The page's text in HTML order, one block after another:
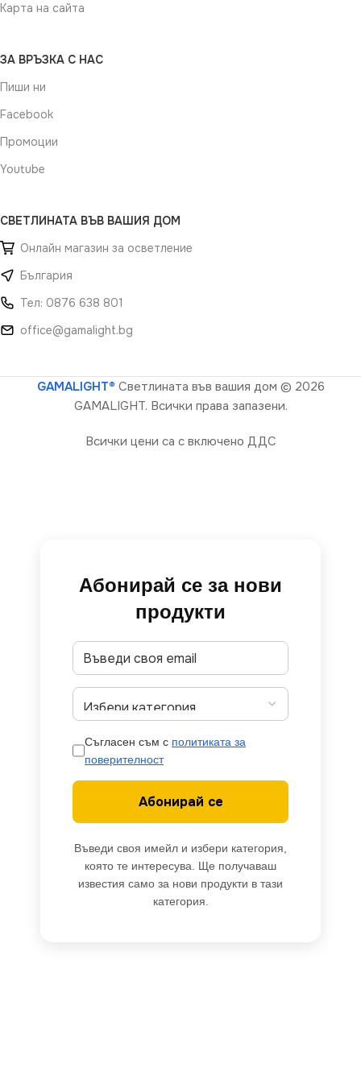
Карта на сайта
ЗА ВРЪЗКА С НАС
Пиши ни
Facebook
Промоции
Youtube
СВЕТЛИНАТА ВЪВ ВАШИЯ ДОМ
Онлайн магазин за осветление
България
Тел: 0876 638 801
office@gamalight.bg
GAMALIGHT® Светлината във вашия дом © 2026
GAMALIGHT. Всички права запазени.
Всички цени са с включено ДДС
Абонирай се за нови
продукти
Съгласен съм с политиката за
поверителност
Абонирай се
Въведи своя имейл и избери категория,
която те интересува. Ще получаваш
известия само за нови продукти в тази
категория.